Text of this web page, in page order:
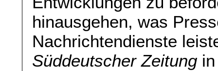
hinausgehen, was
Nachrichtendienste
Süddeutscher Zeitung